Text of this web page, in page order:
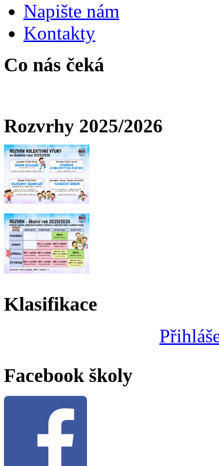
Napište nám
Kontakty
Co nás čeká
Rozvrhy 2025/2026
Klasifikace
Facebook školy